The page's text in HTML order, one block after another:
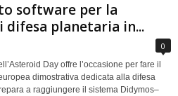
software per la
difesa planetaria in...
0
Day offre l’occasione per fare il
dimostrativa dedicata alla difesa
a raggiungere il sistema Didymos–